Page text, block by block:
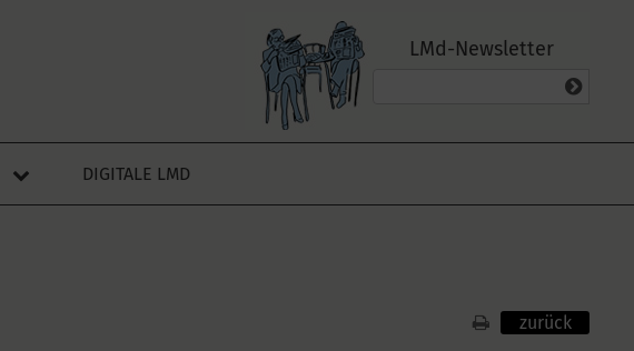
LMd-Newsletter
DIGITALE LMD
zurück